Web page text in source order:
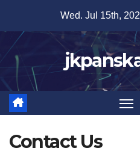
content
Wed. Jul 15th,
Contact Us